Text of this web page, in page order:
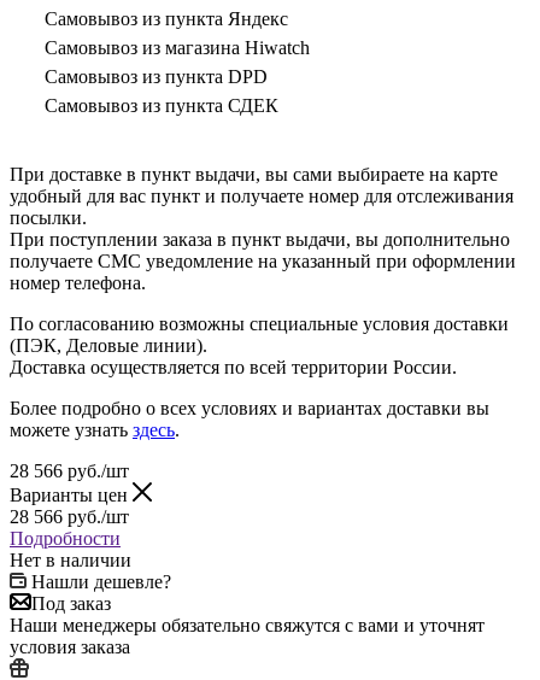
Самовывоз из пункта Яндекс
Самовывоз из магазина Hiwatch
Самовывоз из пункта DPD
Самовывоз из пункта СДЕК
При доставке в пункт выдачи, вы сами выбираете на карте
удобный для вас пункт и получаете номер для отслеживания
посылки.
При поступлении заказа в пункт выдачи, вы дополнительно
получаете СМС уведомление на указанный при оформлении
номер телефона.
По согласованию возможны специальные условия доставки
(ПЭК, Деловые линии).
Доставка осуществляется по всей территории России.
Более подробно о всех условиях и вариантах доставки вы
можете узнать здесь.
28 566 руб./шт
Варианты цен
28 566 руб./шт
Подробности
Нет в наличии
Нашли дешевле?
Под заказ
Наши менеджеры обязательно свяжутся с вами и уточнят
условия заказа